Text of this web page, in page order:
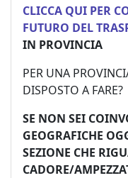
CLICCA QUI PER
FUTURO DEL
IN PROVINCIA
PER UNA
DISPOSTO A FARE?
SE NON SEI
GEOGRAFICHE
SEZIONE CHE
CADORE/